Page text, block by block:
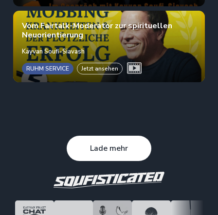
Vom Fairtalk-Moderator zur spirituellen
Neuorientierung
Kayvan Soufi-Siavash
RUHM SERVICE Jetzt ansehen
Lade mehr